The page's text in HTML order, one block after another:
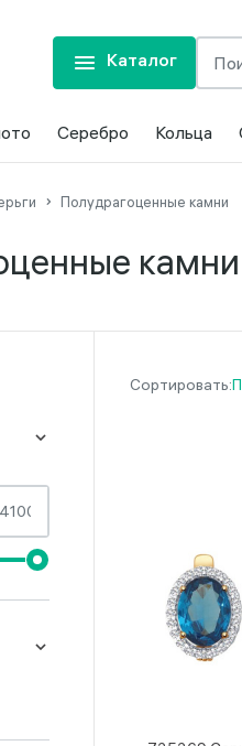
Каталог
Серебро Кольца
Полудрагоценные камни
камни